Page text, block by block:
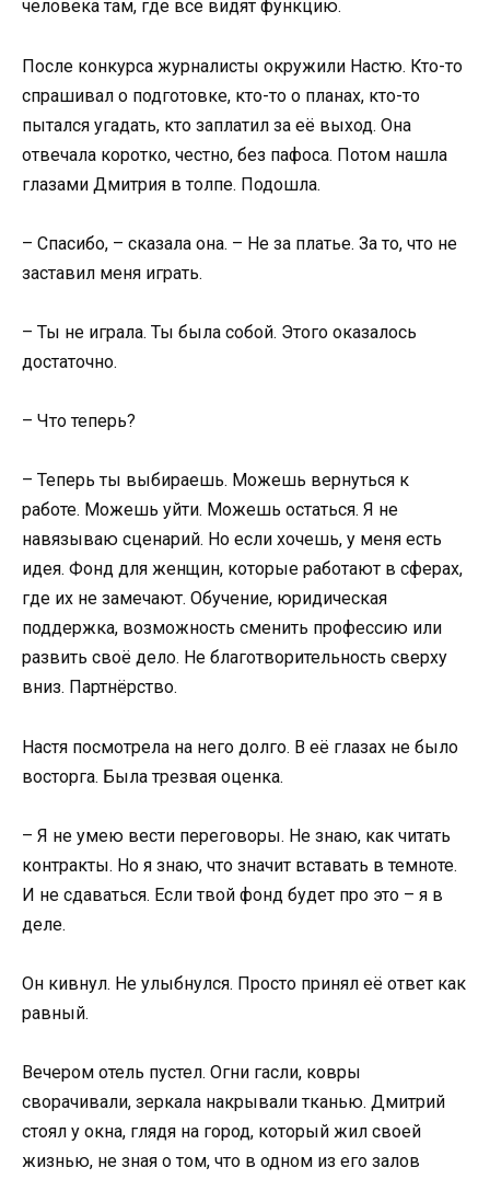
человека там, где все видят функцию.
После конкурса журналисты окружили Настю. Кто-то
спрашивал о подготовке, кто-то о планах, кто-то
пытался угадать, кто заплатил за её выход. Она
отвечала коротко, честно, без пафоса. Потом нашла
глазами Дмитрия в толпе. Подошла.
– Спасибо, – сказала она. – Не за платье. За то, что не
заставил меня играть.
– Ты не играла. Ты была собой. Этого оказалось
достаточно.
– Что теперь?
– Теперь ты выбираешь. Можешь вернуться к
работе. Можешь уйти. Можешь остаться. Я не
навязываю сценарий. Но если хочешь, у меня есть
идея. Фонд для женщин, которые работают в сферах,
где их не замечают. Обучение, юридическая
поддержка, возможность сменить профессию или
развить своё дело. Не благотворительность сверху
вниз. Партнёрство.
Настя посмотрела на него долго. В её глазах не было
восторга. Была трезвая оценка.
– Я не умею вести переговоры. Не знаю, как читать
контракты. Но я знаю, что значит вставать в темноте.
И не сдаваться. Если твой фонд будет про это – я в
деле.
Он кивнул. Не улыбнулся. Просто принял её ответ как
равный.
Вечером отель пустел. Огни гасли, ковры
сворачивали, зеркала накрывали тканью. Дмитрий
стоял у окна, глядя на город, который жил своей
жизнью, не зная о том, что в одном из его залов